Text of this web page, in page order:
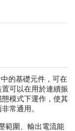
的基礎元件，可在
可以在用於連續振
模式下運作，使其
常通用。
範圍、輸出電流能